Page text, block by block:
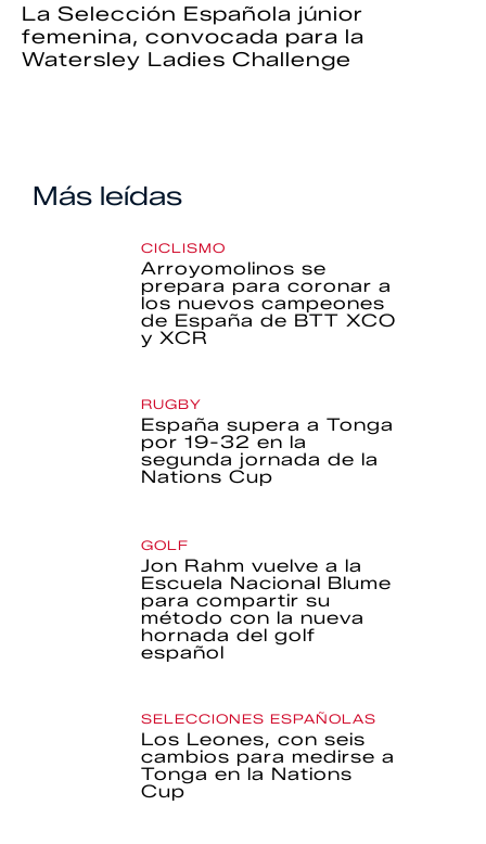
La Selección Española júnior
femenina, convocada para la
Watersley Ladies Challenge
Más leídas
CICLISMO
Arroyomolinos se
prepara para coronar a
los nuevos campeones
de España de BTT XCO
y XCR
RUGBY
España supera a Tonga
por 19-32 en la
segunda jornada de la
Nations Cup
GOLF
Jon Rahm vuelve a la
Escuela Nacional Blume
para compartir su
método con la nueva
hornada del golf
español
SELECCIONES ESPAÑOLAS
Los Leones, con seis
cambios para medirse a
Tonga en la Nations
Cup